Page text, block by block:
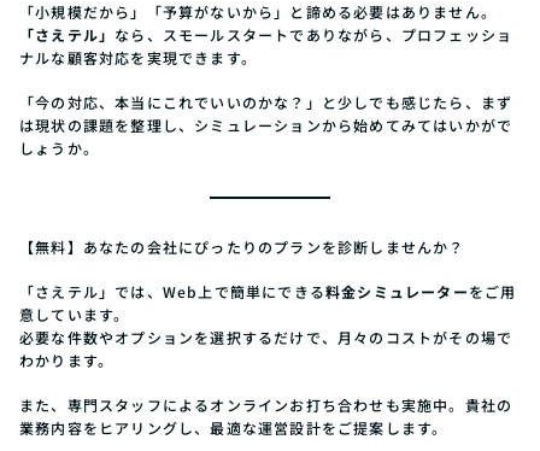
「小規模だから」「予算がないから」と諦める必要はありません。
「さえテル」 なら、スモールスタートでありながら、プロフェッショ
ナルな顧客対応を実現できます。
「今の対応、本当にこれでいいのかな？」と少しでも感じたら、まず
は現状の課題を整理し、シミュレーションから始めてみてはいかがで
しょうか。
【無料】あなたの会社にぴったりのプランを診断しませんか？
「さえテル」では、Web上で簡単にできる料金シミュレーターをご用
意しています。
必要な件数やオプションを選択するだけで、月々のコストがその場で
わかります。
また、専門スタッフによるオンラインお打ち合わせも実施中。貴社の
業務内容をヒアリングし、最適な運営設計をご提案します。